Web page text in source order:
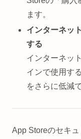
ます。
インターネッ
する
インターネッ
インで使用す
をさらに低減
App Storeのセキ